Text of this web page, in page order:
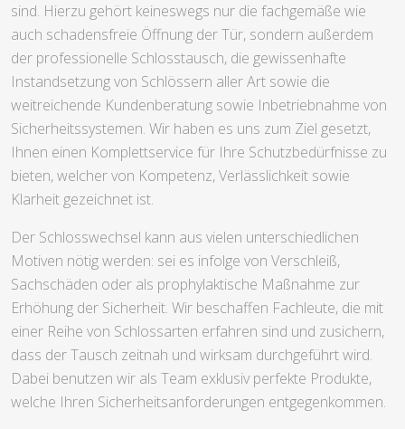
sind. Hierzu gehört keineswegs nur die fachgemäße wie
auch schadensfreie Öffnung der Tür, sondern außerdem
der professionelle Schlosstausch, die gewissenhafte
Instandsetzung von Schlössern aller Art sowie die
weitreichende Kundenberatung sowie Inbetriebnahme von
Sicherheitssystemen. Wir haben es uns zum Ziel gesetzt,
Ihnen einen Komplettservice für Ihre Schutzbedürfnisse zu
bieten, welcher von Kompetenz, Verlässlichkeit sowie
Klarheit gezeichnet ist.
Der Schlosswechsel kann aus vielen unterschiedlichen
Motiven nötig werden: sei es infolge von Verschleiß,
Sachschäden oder als prophylaktische Maßnahme zur
Erhöhung der Sicherheit. Wir beschaffen Fachleute, die mit
einer Reihe von Schlossarten erfahren sind und zusichern,
dass der Tausch zeitnah und wirksam durchgeführt wird.
Dabei benutzen wir als Team exklusiv perfekte Produkte,
welche Ihren Sicherheitsanforderungen entgegenkommen.